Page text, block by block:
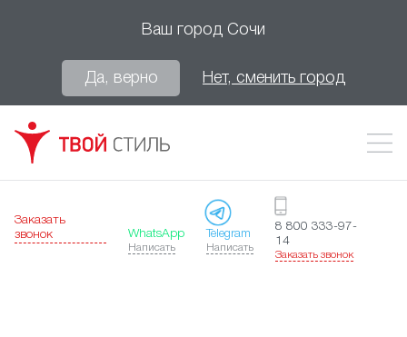
Ваш город Сочи
Да, верно Нет, сменить город
Заказать
звонок
WhatsApp
Написать
Telegram
Написать
8 800 333-97-
14
Заказать звонок